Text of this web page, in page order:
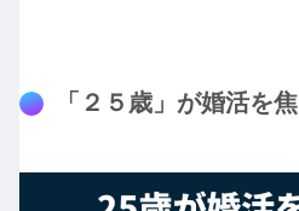
「２５歳」が婚活を焦